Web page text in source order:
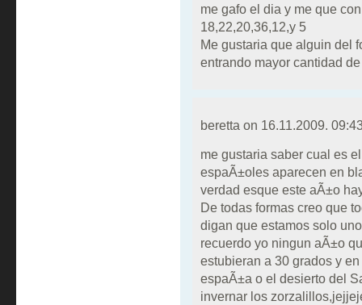
me gafo el dia y me que
18,22,20,36,12,y 5
Me gustaria que alguin del
entrando mayor cantidad
beretta on 16.11.2009.
me gustaria saber cual es
espaÃ±oles aparecen en
verdad esque este aÃ±o
De todas formas creo que
digan que estamos solo
recuerdo yo ningun aÃ±o
estubieran a 30 grados y
espaÃ±a o el desierto del
invernar los